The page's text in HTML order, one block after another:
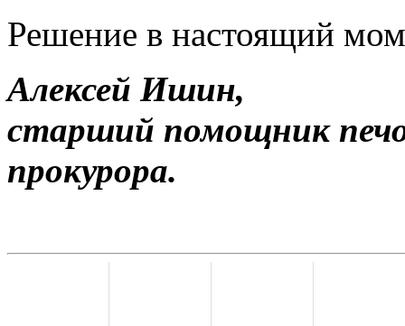
Решение в настоящий
Алексей Ишин,
старший помощник
прокурора.